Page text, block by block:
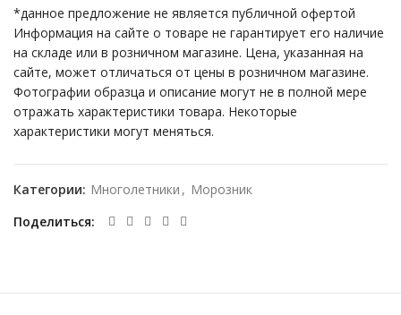
*данное предложение не является публичной офертой
Информация на сайте о товаре не гарантирует его наличие
на складе или в розничном магазине. Цена, указанная на
сайте, может отличаться от цены в розничном магазине.
Фотографии образца и описание могут не в полной мере
отражать характеристики товара. Некоторые
характеристики могут меняться.
Категории: Многолетники , Морозник
Поделиться